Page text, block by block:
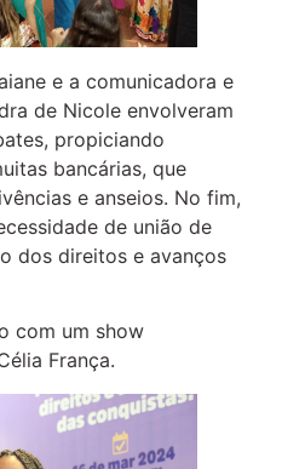
e a comunicadora e
de Nicole envolveram
propiciando
bancárias, que
e anseios. No fim,
de união de
dos direitos e avanços
com um show
França.